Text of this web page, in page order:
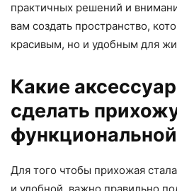
практичных решений и
вам создать пространство,
красивым, но и удобным для
Какие
сделать
функциональной
Для того чтобы прихожая